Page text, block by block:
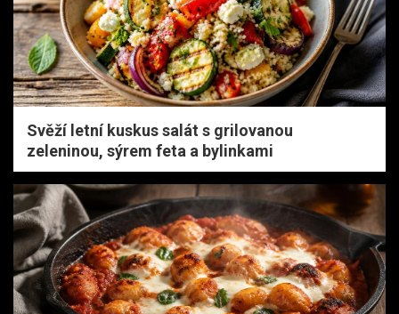
Svěží letní kuskus salát s grilovanou
zeleninou, sýrem feta a bylinkami